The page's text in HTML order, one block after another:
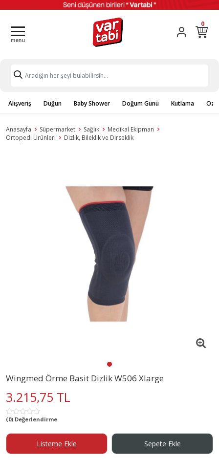
0
Alışveriş Düğün Baby Shower Doğum Günü Kutlama
Anasayfa Süpermarket Sağlık
Medikal Ekipman
Ortopedi Ürünleri
Dizlik, Bileklik ve Dirseklik
Wingmed Örme Basit Dizlik W506 Xlarge
3.215,75 TL
(0) Değerlendirme
Listeme Ekle Sepete Ekle